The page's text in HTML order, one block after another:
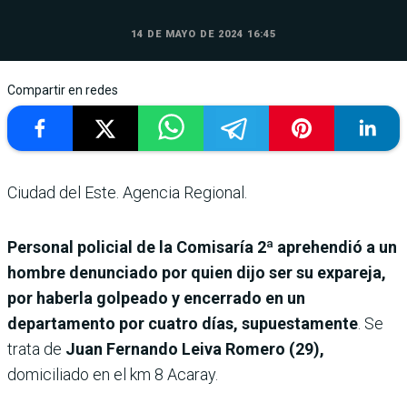
14 DE MAYO DE 2024 16:45
Compartir en redes
Ciudad del Este. Agencia Regional.
Personal policial de la Comisaría 2ª aprehendió a un
hombre denunciado por quien dijo ser su expareja,
por haberla golpeado y encerrado en un
departamento por cuatro días, supuestamente . Se
trata de Juan Fernando Leiva Romero (29),
domiciliado en el km 8 Acaray.